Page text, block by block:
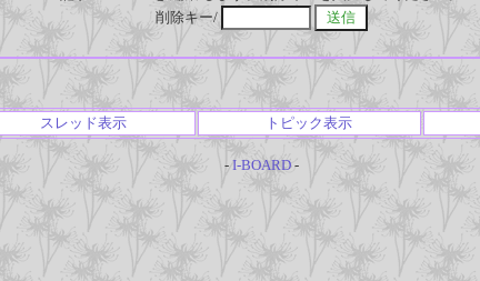
削除キー/
スレッド表示 トピック表示
- I-BOARD-